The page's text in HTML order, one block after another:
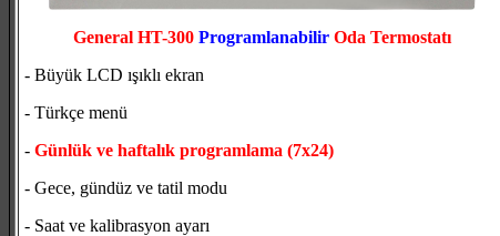
General HT-300 ProgramlanabilirOda Termostatı
- Büyük LCD ışıklı ekran
- Türkçe menü
- Günlük ve haftalık programlama (7x24)
- Gece, gündüz ve tatil modu
- Saat ve kalibrasyon ayarı